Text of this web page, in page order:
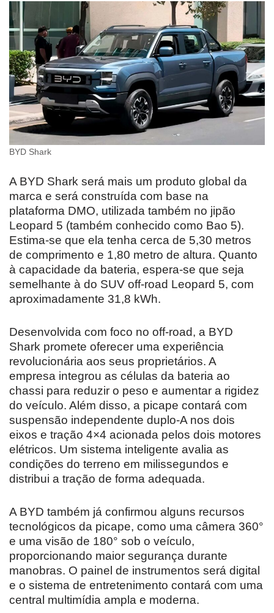
BYD Shark
A BYD Shark será mais um produto global da
marca e será construída com base na
plataforma DMO, utilizada também no jipão
Leopard 5 (também conhecido como Bao 5).
Estima-se que ela tenha cerca de 5,30 metros
de comprimento e 1,80 metro de altura. Quanto
à capacidade da bateria, espera-se que seja
semelhante à do SUV off-road Leopard 5, com
aproximadamente 31,8 kWh.
Desenvolvida com foco no off-road, a BYD
Shark promete oferecer uma experiência
revolucionária aos seus proprietários. A
empresa integrou as células da bateria ao
chassi para reduzir o peso e aumentar a rigidez
do veículo. Além disso, a picape contará com
suspensão independente duplo-A nos dois
eixos e tração 4×4 acionada pelos dois motores
elétricos. Um sistema inteligente avalia as
condições do terreno em milissegundos e
distribui a tração de forma adequada.
A BYD também já confirmou alguns recursos
tecnológicos da picape, como uma câmera 360°
e uma visão de 180° sob o veículo,
proporcionando maior segurança durante
manobras. O painel de instrumentos será digital
e o sistema de entretenimento contará com uma
central multimídia ampla e moderna.